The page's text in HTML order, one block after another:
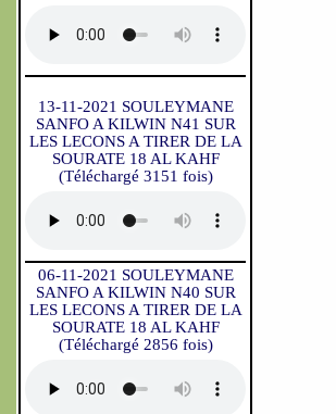
13-11-2021 SOULEYMANE
SANFO A KILWIN N41 SUR
LES LECONS A TIRER DE LA
SOURATE 18 AL KAHF
(Téléchargé 3151 fois)
06-11-2021 SOULEYMANE
SANFO A KILWIN N40 SUR
LES LECONS A TIRER DE LA
SOURATE 18 AL KAHF
(Téléchargé 2856 fois)